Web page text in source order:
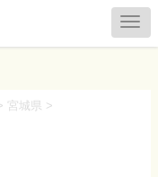
宮城県 >